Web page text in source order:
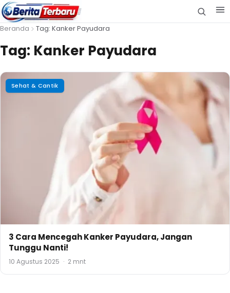
Beranda Tag: Kanker Payudara
Tag: Kanker Payudara
Sehat & Cantik
3 Cara Mencegah Kanker Payudara, Jangan
Tunggu Nanti!
10 Agustus 2025 · 2 mnt